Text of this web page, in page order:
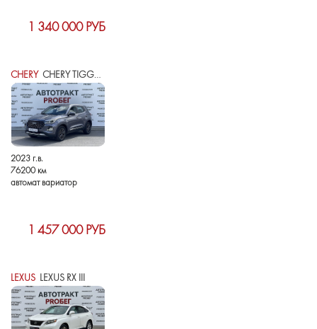
1 340 000 РУБ
CHERY CHERY TIGGO 4 PRO I РЕСТАЙЛИНГ
2023 г.в.
76200 км
автомат вариатор
1 457 000 РУБ
LEXUS LEXUS RX III